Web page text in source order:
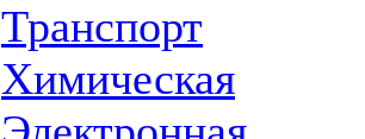
Транспорт
Химическая